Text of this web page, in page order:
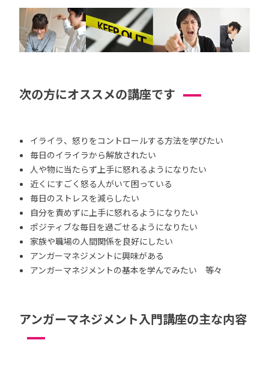
次の方にオススメの講座です
イライラ、怒りをコントロールする方法を学びたい
毎日のイライラから解放されたい
人や物に当たらず上手に怒れるようになりたい
近くにすごく怒る人がいて困っている
毎日のストレスを減らしたい
自分を責めずに上手に怒れるようになりたい
ポジティブな毎日を過ごせるようになりたい
家族や職場の人間関係を良好にしたい
アンガーマネジメントに興味がある
アンガーマネジメントの基本を学んでみたい 等々
アンガーマネジメント入門講座の主な内容